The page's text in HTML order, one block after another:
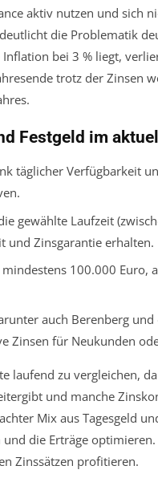
aktiv nutzen und sich
die Problematik
bei 3 % liegt,
trotz der Zinsen
Festgeld im
täglicher Verfügbarkeit
gewählte Laufzeit
und Zinsgarantie erhalten.
100.000 Euro,
auch Berenberg
Zinsen für Neukunden
laufend zu vergleichen,
und manche
Mix aus Tagesgeld
die Erträge
Zinssätzen profitieren.